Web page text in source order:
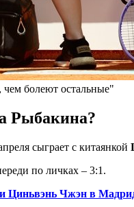
чем болеют остальные"
Рыбакина?
сыграет с китаянкой
по личках – 3:1.
Циньвэнь Чжэн в